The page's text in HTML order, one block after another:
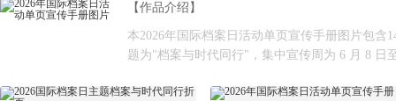
【作品介绍】
本2026年国际档案日活动单页宣传手册图片包含
题为"档案与时代同行"，集中宣传周为 6 月 8 日